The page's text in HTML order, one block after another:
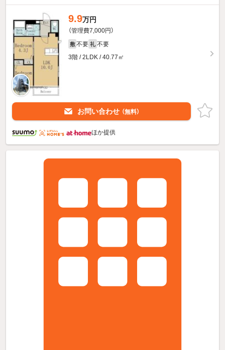
9.9万円
（管理費7,000円）
敷 不要 礼 不要
3階 / 2LDK / 40.77㎡
お問い合わせ （無料）
ほか提供